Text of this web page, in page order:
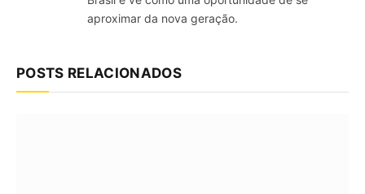
aproximar da nova geração.
POSTS RELACIONADOS